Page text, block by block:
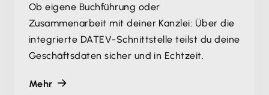
Ob eigene Buchführung oder
Zusammenarbeit mit deiner Kanzlei: Über die
integrierte DATEV-Schnittstelle teilst du deine
Geschäftsdaten sicher und in Echtzeit.
Mehr